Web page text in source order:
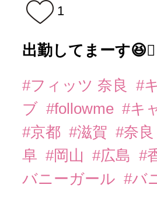
1
出勤してまーす😆🫪
#フィッツ 奈良 #
ブ #followme #キ
#京都 #滋賀 #奈良
阜 #岡山 #広島 #
バニーガール #バ